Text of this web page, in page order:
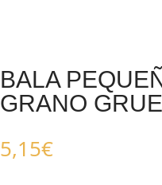
BALA
GRANO
5,15€